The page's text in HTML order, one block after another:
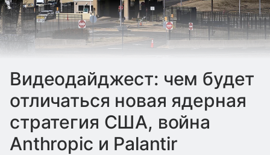
Видеодайджест: чем будет
отличаться новая ядерная
стратегия США, война
Anthropic и Palantir